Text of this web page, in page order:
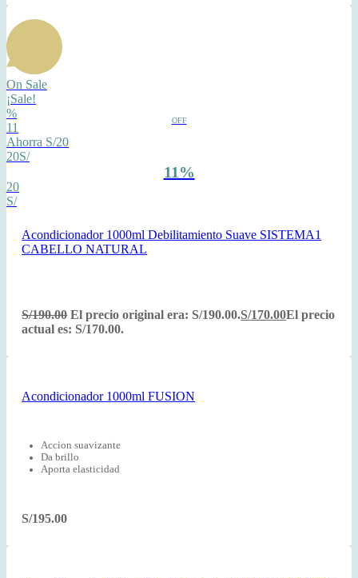
On Sale
¡Sale!
%
OFF
11
Ahorra S/20
20S/
11%
20
S/
Acondicionador 1000ml Debilitamiento Suave SISTEMA1
CABELLO NATURAL
S/190.00 El precio original era: S/190.00.S/170.00El precio
actual es: S/170.00.
Acondicionador 1000ml FUSION
Accion suavizante
Da brillo
Aporta elasticidad
S/195.00